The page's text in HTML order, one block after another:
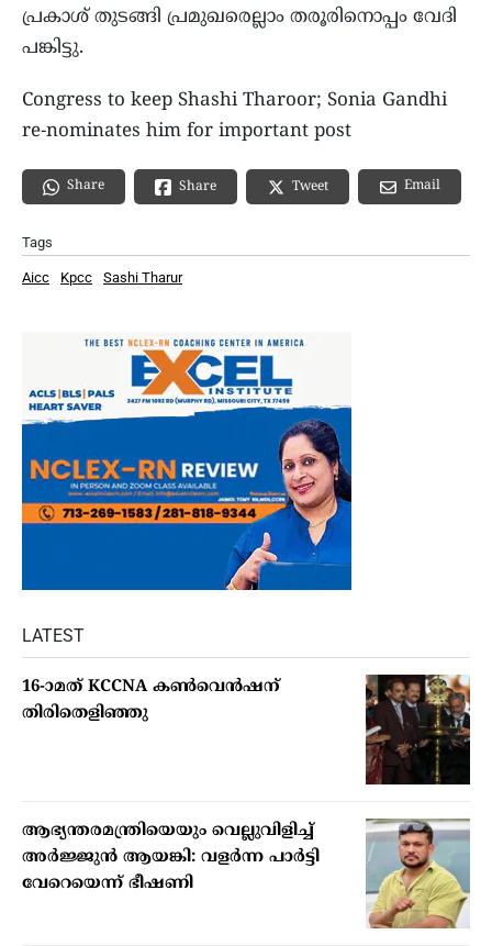
പ്രകാശ് തുടങ്ങി പ്രമുഖരെല്ലാം തരൂരിനൊപ്പം വേദി
പങ്കിട്ടു.
Congress to keep Shashi Tharoor; Sonia Gandhi
re-nominates him for important post
Share Share Tweet Email
Tags
Aicc Kpcc Sashi Tharur
LATEST
16-ാമത് KCCNA കൺവെൻഷന്
തിരിതെളിഞ്ഞു
ആഭ്യന്തരമന്ത്രിയെയും വെല്ലുവിളിച്ച്
അര്‍ജ്ജുന്‍ ആയങ്കി: വളര്‍ന്ന പാര്‍ട്ടി
വേറെയെന്ന് ഭീഷണി